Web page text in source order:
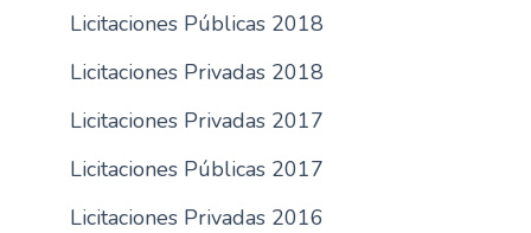
Licitaciones Públicas 2018
Licitaciones Privadas 2018
Licitaciones Privadas 2017
Licitaciones Públicas 2017
Licitaciones Privadas 2016